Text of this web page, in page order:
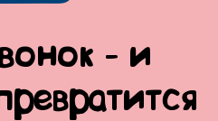
- и